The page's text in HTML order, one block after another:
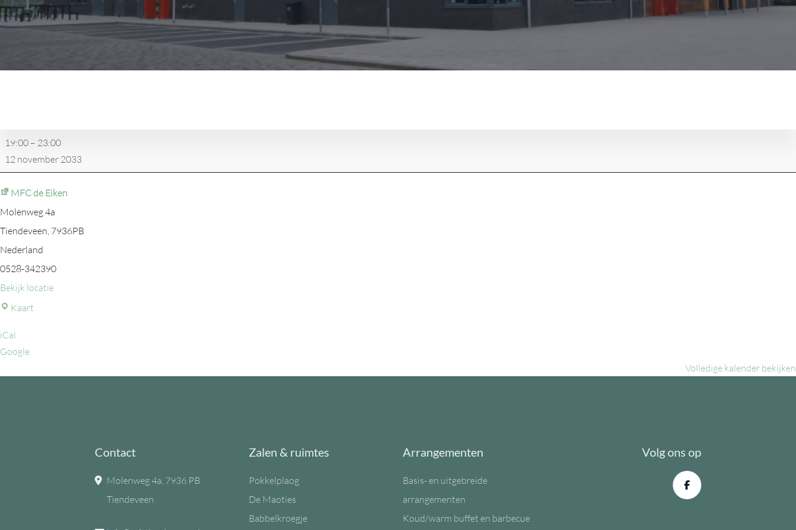
19:00 – 23:00
12 november 2033
MFC de Eiken
Molenweg 4a
Tiendeveen, 7936PB
Nederland
0528-342390
Bekijk locatie
Kaart
iCal
Google
Volledige kalender bekijken
Contact
Molenweg 4a, 7936 PB
Tiendeveen
Zalen & ruimtes
Pokkelplaog
De Maoties
Babbelkroegje
Arrangementen
Basis- en uitgebreide
arrangementen
Koud/warm buffet en barbecue
Volg ons op